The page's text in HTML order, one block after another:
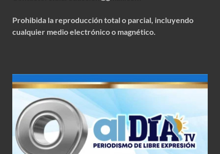
Prohibida la reproducción total o parcial, incluyendo
cualquier medio electrónico o magnético.